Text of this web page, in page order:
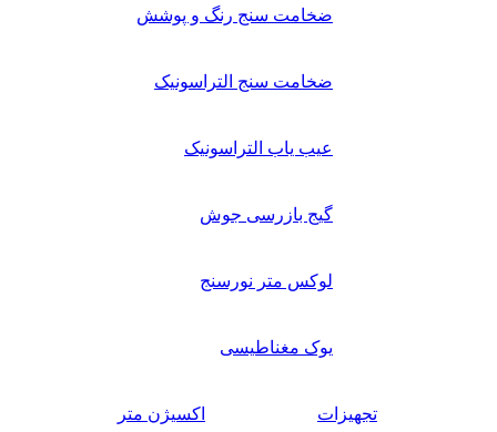
ضخامت سنج رنگ و پوشش
ضخامت سنج التراسونیک
عیب یاب التراسونیک
گیج بازرسی جوش
لوکس متر نورسنج
یوک مغناطیسی
تجهیزات
اکسیژن متر